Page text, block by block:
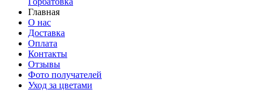
Главная
О нас
Доставка
Оплата
Контакты
Отзывы
Фото получателей
Уход за цветами